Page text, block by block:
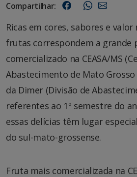
Compartilhar:
Ricas em cores, sabores e
frutas correspondem a grande
comercializado na CEASA/MS
Abastecimento de Mato Grosso
da Dimer (Divisão de
referentes ao 1º semestre do
essas delícias têm lugar
do sul-mato-grossense.
Fruta mais comercializada na